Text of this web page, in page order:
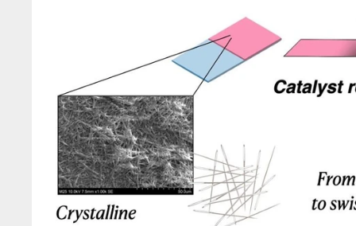
Ein- und Auswanderung
Gastatomen in
Speicherstruktur direkt
Forschung an der PTB-Röntgen-
BESSY II legt Grundlagen für neue